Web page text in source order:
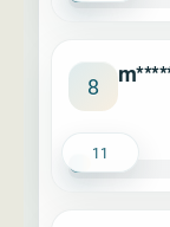
8
11